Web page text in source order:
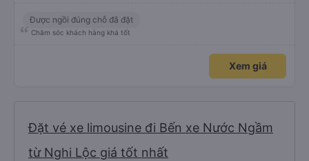
Được ngồi đúng chỗ đã đặt
Chăm sóc khách hàng khá tốt
Xem giá
Đặt vé xe limousine đi Bến xe Nước Ngầm
từ Nghi Lộc giá tốt nhất